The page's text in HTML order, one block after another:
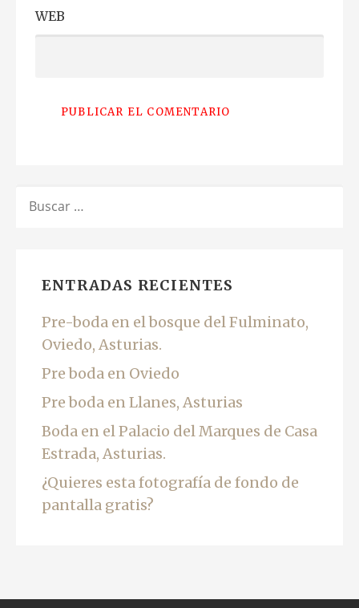
WEB
ENTRADAS RECIENTES
Pre-boda en el bosque del Fulminato,
Oviedo, Asturias.
Pre boda en Oviedo
Pre boda en Llanes, Asturias
Boda en el Palacio del Marques de Casa
Estrada, Asturias.
¿Quieres esta fotografía de fondo de
pantalla gratis?